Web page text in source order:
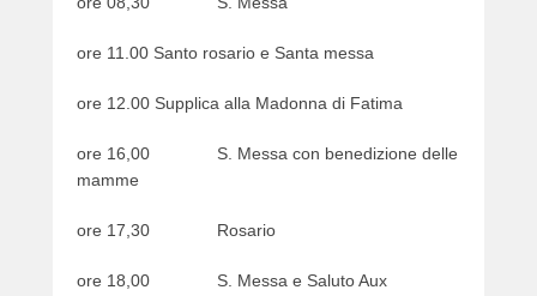
ore 11.00 Santo rosario e Santa messa
ore 12.00 Supplica alla Madonna di Fatima
ore 16,00 S. Messa con benedizione delle
mamme
ore 17,30 Rosario
ore 18,00 S. Messa e Saluto Aux